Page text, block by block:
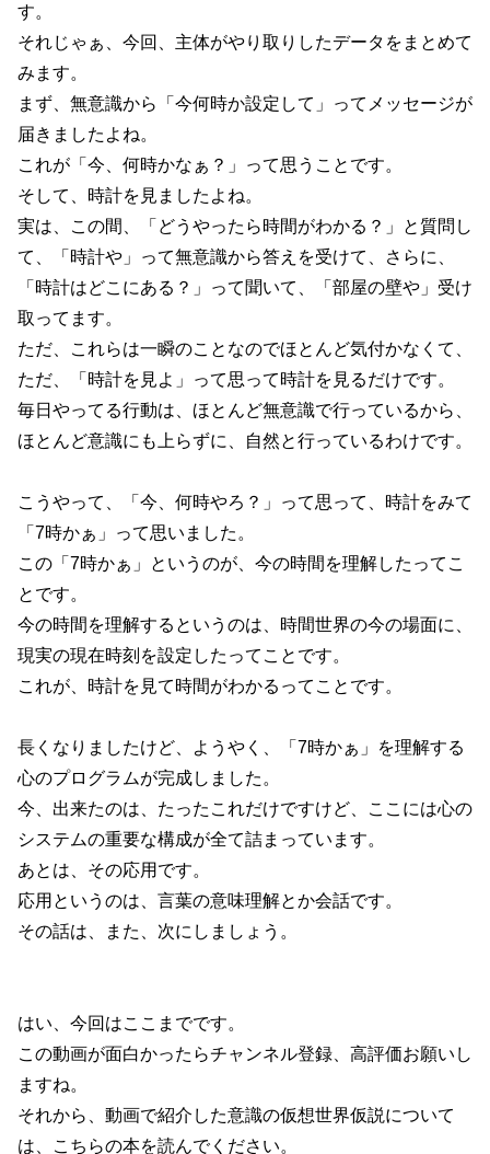
す。
それじゃぁ、今回、主体がやり取りしたデータをまとめて
みます。
まず、無意識から「今何時か設定して」ってメッセージが
届きましたよね。
これが「今、何時かなぁ？」って思うことです。
そして、時計を見ましたよね。
実は、この間、「どうやったら時間がわかる？」と質問し
て、「時計や」って無意識から答えを受けて、さらに、
「時計はどこにある？」って聞いて、「部屋の壁や」受け
取ってます。
ただ、これらは一瞬のことなのでほとんど気付かなくて、
ただ、「時計を見よ」って思って時計を見るだけです。
毎日やってる行動は、ほとんど無意識で行っているから、
ほとんど意識にも上らずに、自然と行っているわけです。
こうやって、「今、何時やろ？」って思って、時計をみて
「7時かぁ」って思いました。
この「7時かぁ」というのが、今の時間を理解したってこ
とです。
今の時間を理解するというのは、時間世界の今の場面に、
現実の現在時刻を設定したってことです。
これが、時計を見て時間がわかるってことです。
長くなりましたけど、ようやく、「7時かぁ」を理解する
心のプログラムが完成しました。
今、出来たのは、たったこれだけですけど、ここには心の
システムの重要な構成が全て詰まっています。
あとは、その応用です。
応用というのは、言葉の意味理解とか会話です。
その話は、また、次にしましょう。
はい、今回はここまでです。
この動画が面白かったらチャンネル登録、高評価お願いし
ますね。
それから、動画で紹介した意識の仮想世界仮説について
は、こちらの本を読んでください。